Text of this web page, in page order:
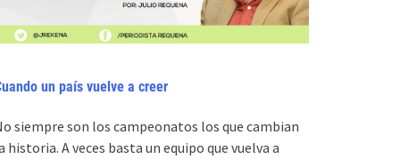
un país vuelve a creer
siempre son los campeonatos los que cambian
historia. A veces basta un equipo que vuelva a